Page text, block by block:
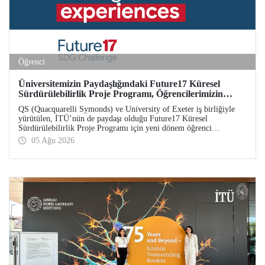
Öğrenci
Üniversitemizin Paydaşlığındaki Future17 Küresel
Sürdürülebilirlik Proje Programı, Öğrencilerimizin
Başvurularını Bekliyor
QS (Quacquarelli Symonds) ve University of Exeter iş birliğiyle
yürütülen, İTÜ’nün de paydaşı olduğu Future17 Küresel
Sürdürülebilirlik Proje Programı için yeni dönem öğrenci
başvuruları açıldı. Başvurular için son gün 31 Ağustos!
05 Ağu 2026